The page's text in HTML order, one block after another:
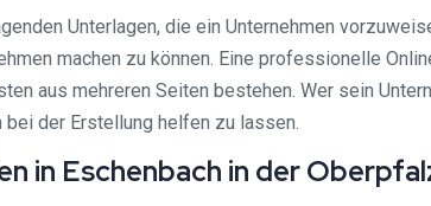
Unterlagen, die ein Unternehmen
machen zu können. Eine professionelle
aus mehreren Seiten bestehen. Wer sein
bei der Erstellung helfen zu lassen.
in Eschenbach in der